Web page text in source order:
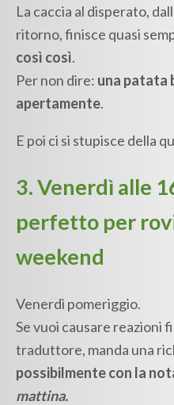
La caccia al disperato,
ritorno, finisce quasi
così così.
Per non dire: una patata
apertamente.
E poi ci si stupisce della
3. Venerdì alle
perfetto per
weekend
Venerdì pomeriggio.
Se vuoi causare reazioni
traduttore, manda una
possibilmente con la
mattina.